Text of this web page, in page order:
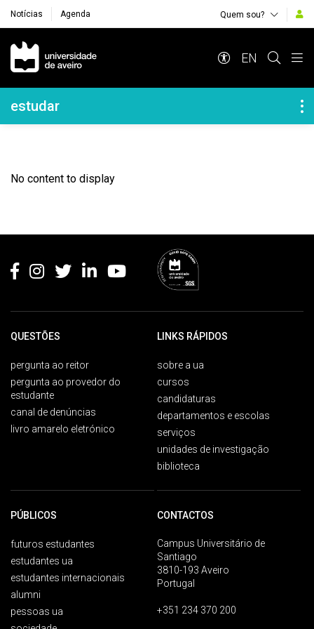
Notícias Agenda Quem sou?
Navegação Principal
EN
Navegação Lateral
estudar
No content to display
QUESTÕES
pergunta ao reitor
pergunta ao provedor do
estudante
canal de denúncias
livro amarelo eletrónico
LINKS RÁPIDOS
sobre a ua
cursos
candidaturas
departamentos e escolas
serviços
unidades de investigação
biblioteca
PÚBLICOS
futuros estudantes
estudantes ua
estudantes internacionais
alumni
pessoas ua
CONTACTOS
Campus Universitário de
Santiago
3810-193 Aveiro
Portugal
+351 234 370 200